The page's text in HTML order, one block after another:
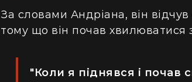
(відео)
За словами Андріана, він
тому що він почав хвилюватися
"Коли я піднявся і почав